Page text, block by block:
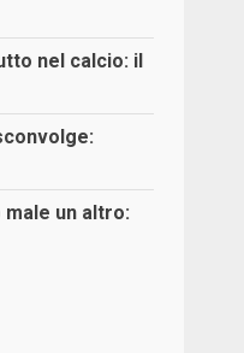
nel calcio: il
male un altro: